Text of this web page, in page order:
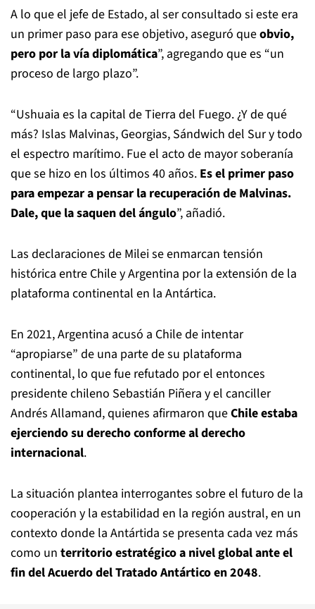
A lo que el jefe de Estado, al ser consultado si este era
un primer paso para ese objetivo, aseguró queobvio,
pero por la vía diplomática”, agregando que es “un
proceso de largo plazo”.
“Ushuaia es la capital de Tierra del Fuego. ¿Y de qué
más? Islas Malvinas, Georgias, Sándwich del Sur y todo
el espectro marítimo. Fue el acto de mayor soberanía
que se hizo en los últimos 40 años. Es el primer paso
para empezar a pensar la recuperación de Malvinas.
Dale, que la saquen del ángulo”, añadió.
Las declaraciones de Milei se enmarcan tensión
histórica entre Chile y Argentina por la extensión de la
plataforma continental en la Antártica.
En 2021, Argentina acusó a Chile de intentar
“apropiarse” de una parte de su plataforma
continental, lo que fue refutado por el entonces
presidente chileno Sebastián Piñera y el canciller
Andrés Allamand, quienes afirmaron queChile estaba
ejerciendo su derecho conforme al derecho
internacional.
La situación plantea interrogantes sobre el futuro de la
cooperación y la estabilidad en la región austral, en un
contexto donde la Antártida se presenta cada vez más
como un territorio estratégico a nivel global ante el
fin del Acuerdo del Tratado Antártico en 2048.